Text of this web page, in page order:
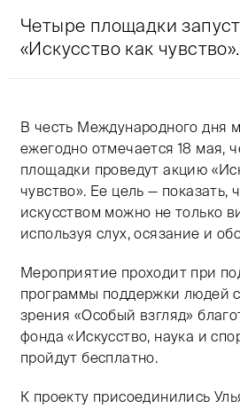
Четыре площадки
«Искусство как чувство».
В честь Международного дня
ежегодно отмечается 18 мая,
площадки проведут акцию
чувство». Ее цель — показать,
искусством можно не только
используя слух, осязание и
Мероприятие проходит при
программы поддержки людей
зрения «Особый взгляд»
фонда «Искусство, наука и
пройдут бесплатно.
К проекту присоединились